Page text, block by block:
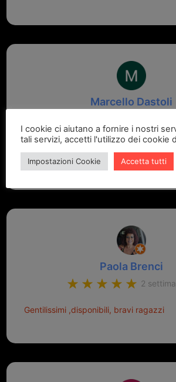
Marcello Dastoli
GRANDE PROFESSIONALITA' E
VERO PUNTO DI RIFERIMENTO PER LA
Paola Brenci
2
Gentilissimi ,disponibili, bravi ragazzi
I cookie ci aiutano a fornire i nostri
tali servizi, accetti l'utilizzo dei cookie
Impostazioni Cookie Accetta tutti